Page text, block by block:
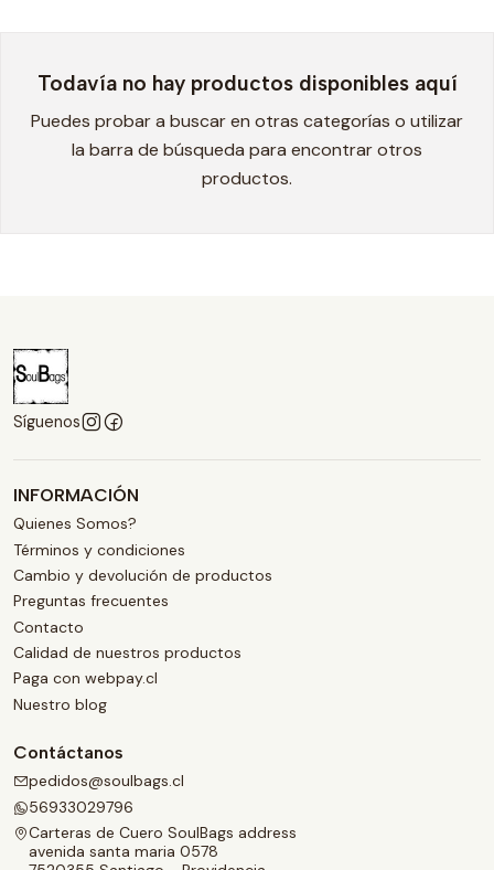
Todavía no hay productos disponibles aquí
Puedes probar a buscar en otras categorías o utilizar
la barra de búsqueda para encontrar otros
productos.
Síguenos
INFORMACIÓN
Quienes Somos?
Términos y condiciones
Cambio y devolución de productos
Preguntas frecuentes
Contacto
Calidad de nuestros productos
Paga con webpay.cl
Nuestro blog
Contáctanos
pedidos@soulbags.cl
56933029796
Carteras de Cuero SoulBags address
avenida santa maria 0578